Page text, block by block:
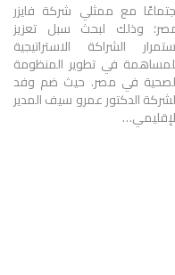
مع ممثلي شركة فايزر
وذلك لبحث سبل تعزيز
الشراكة الاستراتيجية
في تطوير المنظومة
في مصر. حيث ضم وفد
الدكتور عمرو سيف المدير